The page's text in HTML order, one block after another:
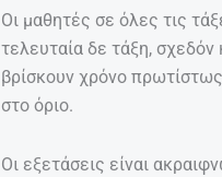
Οι μαθητές σε όλες τις
τελευταία δε τάξη, σχεδόν
βρίσκουν χρόνο
στο όριο.
Οι εξετάσεις είναι